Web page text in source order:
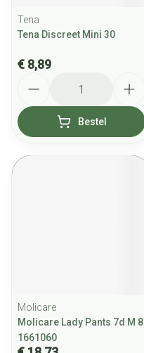
Tena
Tena Discreet Mini 30
€ 8,89
Bestel
Molicare
Molicare Lady Pants 7d M 8
1661060